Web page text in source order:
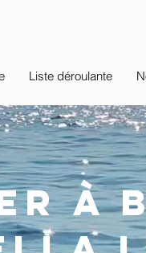
Liste déroulante
à